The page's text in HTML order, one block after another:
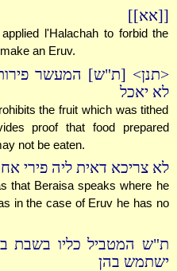
[[אא]]
l'Halachah to forbid the
an Eruv.
<תנן> [ת"ש] המעשר
לא יאכל
the fruit which was tithed
proof that food prepared
not be eaten.
לא צריכא דאית ליה פירי
that Beraisa speaks where he
in the case of Eruv he has no
ת"ש המטביל כליו בשבת
ישתמש בהן